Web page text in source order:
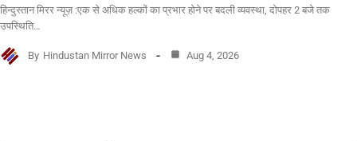
हिन्दुस्तान मिरर न्यूज़ :एक से अधिक हल्कों का प्रभार होने पर बदली व्यवस्था, दोपहर 2 बजे तक
उपस्थिति…
By Hindustan Mirror News Aug 4, 2026